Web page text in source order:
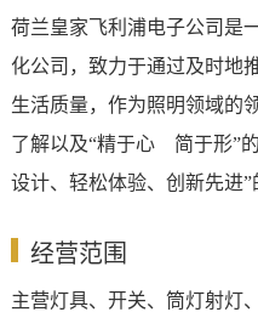
荷兰皇家飞利浦电子公司是
化公司，致力于通过及时地
生活质量，作为照明领域的
了解以及“精于心 简于形”
设计、轻松体验、创新先进”
经营范围
主营灯具、开关、筒灯射灯